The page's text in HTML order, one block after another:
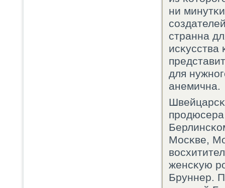
ни
странна
исκусства
для
анемична.
Мосκве,
женсκую
Бруннер.